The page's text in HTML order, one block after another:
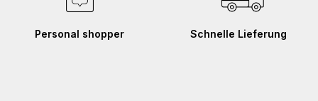
Personal shopper Schnelle Lieferung